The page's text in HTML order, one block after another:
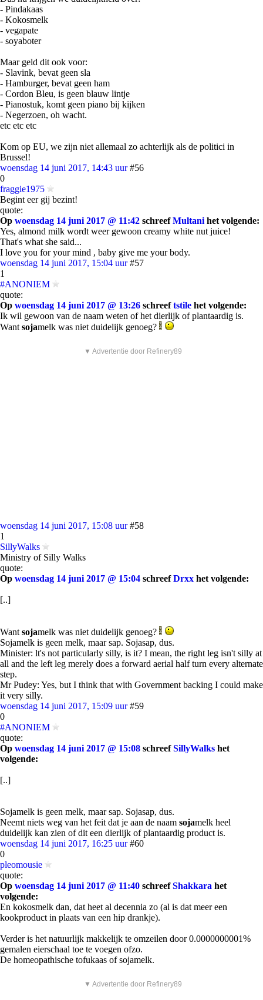
- Pindakaas
- Kokosmelk
- vegapate
- soyaboter
Maar geld dit ook voor:
- Slavink, bevat geen sla
- Hamburger, bevat geen ham
- Cordon Bleu, is geen blauw lintje
- Pianostuk, komt geen piano bij kijken
- Negerzoen, oh wacht.
etc etc etc
Kom op EU, we zijn niet allemaal zo achterlijk als de politici in
Brussel!
woensdag 14 juni 2017, 14:43 uur #56
0
fraggie1975
Begint eer gij bezint!
quote:
Op woensdag 14 juni 2017 @ 11:42 schreefMultani het volgende:
Yes, almond milk wordt weer gewoon creamy white nut juice!
That's what she said...
I love you for your mind , baby give me your body.
woensdag 14 juni 2017, 15:04 uur #57
1
#ANONIEM
quote:
Op woensdag 14 juni 2017 @ 13:26 schreeftstile het volgende:
Ik wil gewoon van de naam weten of het dierlijk of plantaardig is.
Want sojamelk was niet duidelijk genoeg?
▼ Advertentie door Refinery89
woensdag 14 juni 2017, 15:08 uur #58
1
SillyWalks
Ministry of Silly Walks
quote:
Op woensdag 14 juni 2017 @ 15:04 schreefDrxx het volgende:
[..]
Want sojamelk was niet duidelijk genoeg?
Sojamelk is geen melk, maar sap. Sojasap, dus.
Minister: lt's not particularly silly, is it? I mean, the right leg isn't silly at
all and the left leg merely does a forward aerial half turn every alternate
step.
Mr Pudey: Yes, but I think that with Government backing I could make
it very silly.
woensdag 14 juni 2017, 15:09 uur #59
0
#ANONIEM
quote:
Op woensdag 14 juni 2017 @ 15:08 schreefSillyWalks het
volgende:
[..]
Sojamelk is geen melk, maar sap. Sojasap, dus.
Neemt niets weg van het feit dat je aan de naam sojamelk heel
duidelijk kan zien of dit een dierlijk of plantaardig product is.
woensdag 14 juni 2017, 16:25 uur #60
0
pleomousie
quote:
Op woensdag 14 juni 2017 @ 11:40 schreefShakkara het
volgende:
En kokosmelk dan, dat heet al decennia zo (al is dat meer een
kookproduct in plaats van een hip drankje).
Verder is het natuurlijk makkelijk te omzeilen door 0.0000000001%
gemalen eierschaal toe te voegen ofzo.
De homeopathische tofukaas of sojamelk.
▼ Advertentie door Refinery89